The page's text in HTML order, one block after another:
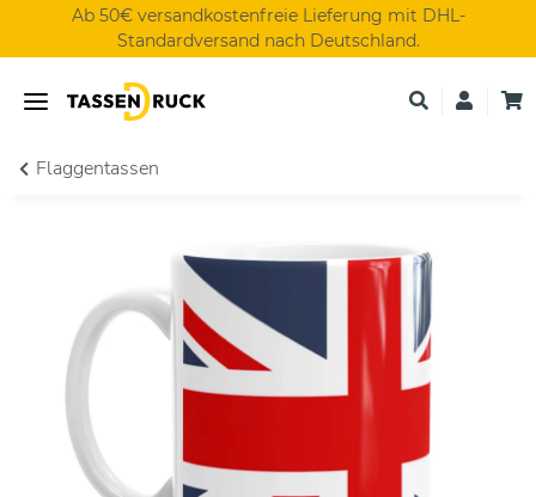
Ab 50€ versandkostenfreie Lieferung mit DHL-
Standardversand nach Deutschland.
Flaggentassen